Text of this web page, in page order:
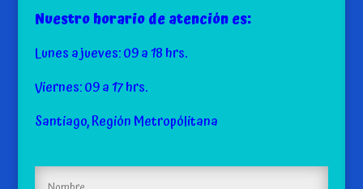
Nuestro horario de atención es:
Lunes a jueves: 09 a 18 hrs.
Viernes: 09 a 17 hrs.
Santiago, Región Metropólitana